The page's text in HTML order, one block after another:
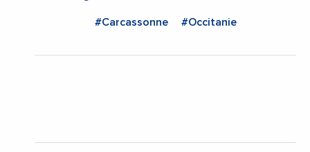
#Carcassonne #Occitanie